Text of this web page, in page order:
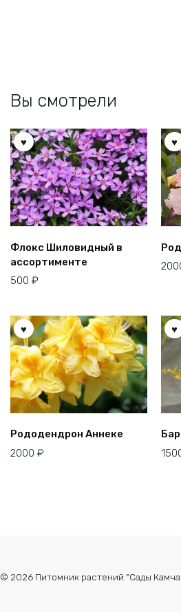
Вы смотрели
Флокс Шиловидный в
ассортименте
500 ₽
Рододендрон Аннеке
2000 ₽
© 2026 Питомник растений "Сады